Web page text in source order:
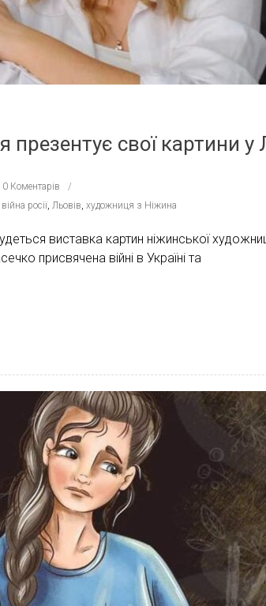
свої картини у
0 Коментарів
росії Льовів художниця з Ніжина
виставка картин ніжинської
присвячена війні в Україні та